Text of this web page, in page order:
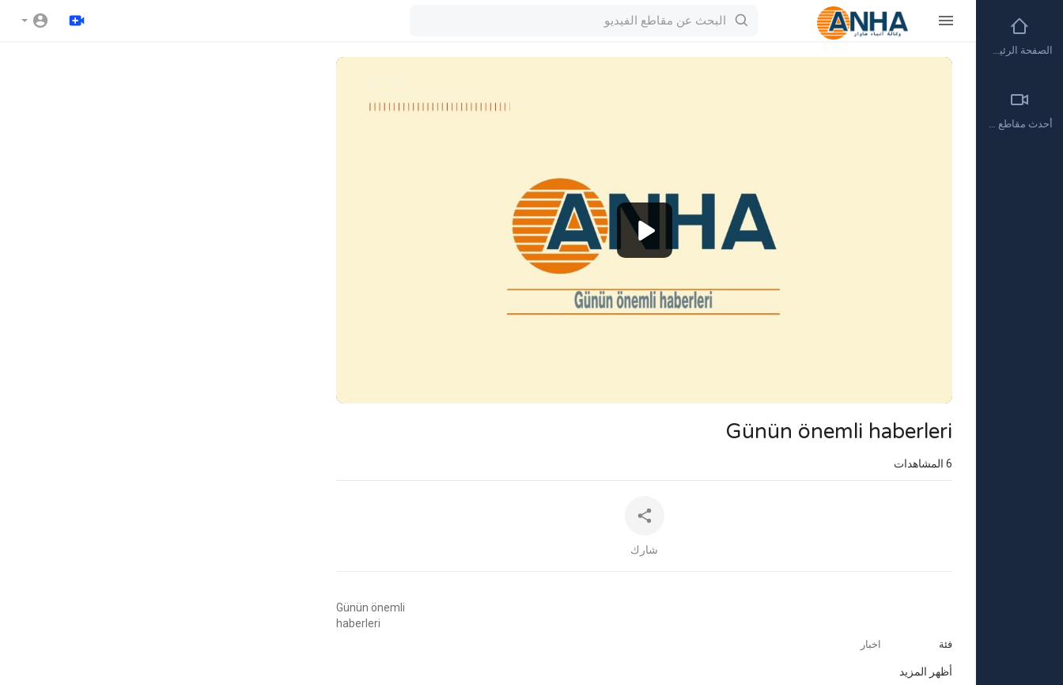
Video
auto
Günün önemli haberleri
6 المشاهدات
شارك
⁣Günün önemli
haberleri
فئة اخبار
أظهر المزيد
الصفحة الرئيسية
أحدث مقاطع الفيديو